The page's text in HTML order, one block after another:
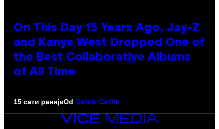
On This Day 15 Years Ago, Jay-Z
and Kanye West Dropped One of
the Best Collaborative Albums
of All Time
15 сати ранијеOd Caleb Catlin
VICE
MEDIA